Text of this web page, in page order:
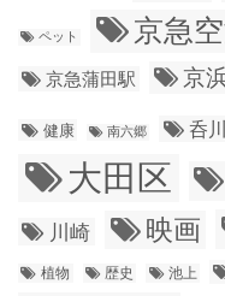
ペット 京急
京急蒲田駅 京
健康 南六郷 呑川
大田区
川崎 映画
植物 歴史 池上